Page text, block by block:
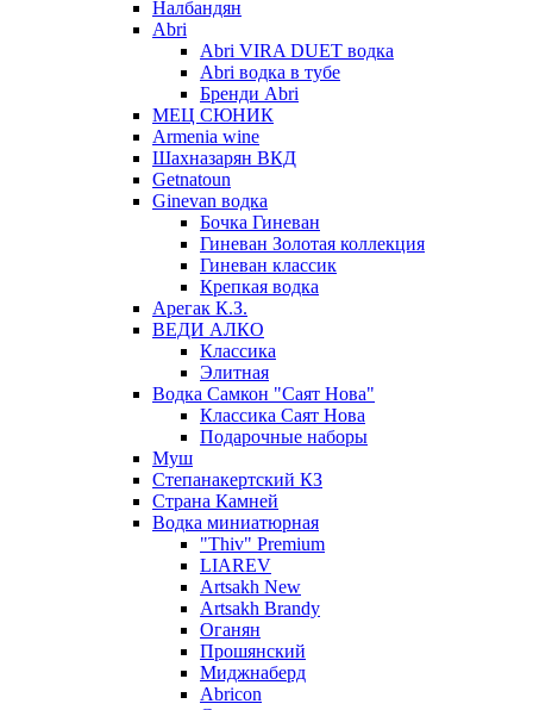
Налбандян
Abri
Abri VIRA DUET водка
Abri водка в тубе
Бренди Abri
МЕЦ СЮНИК
Armenia wine
Шахназарян ВКД
Getnatoun
Ginevan водка
Бочка Гиневан
Гиневан Золотая коллекция
Гиневан классик
Крепкая водка
Арегак К.З.
ВЕДИ АЛКО
Классика
Элитная
Водка Самкон "Саят Нова"
Классика Саят Нова
Подарочные наборы
Муш
Степанакертский КЗ
Страна Камней
Водка миниатюрная
"Thiv" Premium
LIAREV
Artsakh New
Artsakh Brandy
Оганян
Прошянский
Миджнаберд
Abricon